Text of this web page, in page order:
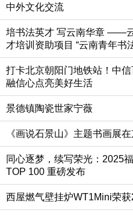
中外文化交流
培书法英才 写云南华章 ——云南艺术基金 2024 年度艺术人
才培训资助项目 “云南青年书
美术馆开幕
打卡北京朝阳门地铁站！中
融信心点亮美好生活
景德镇陶瓷世家宁薇
《画说石景山》主题书画展
同心逐梦，续写荣光：2025
TOP 100 重磅发布
西屋燃气壁挂炉WT1Mini荣